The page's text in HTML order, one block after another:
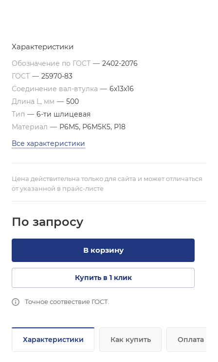
Характеристики
Обозначение по ГОСТ — 2402-2076
ГОСТ — 25970-83
Соединение вал-втулка — 6х13х16
Длина L, мм — 500
Тип — 6-ти шлицевая
Материал — Р6М5, Р6М5К5, Р18
Все характеристики
Цена действительна только для сайта и может отличаться
от указанной в прайс-листе
По запросу
В корзину
Купить в 1 клик
Точное соотвествие ГОСТ.
Характеристики Как купить Оплата